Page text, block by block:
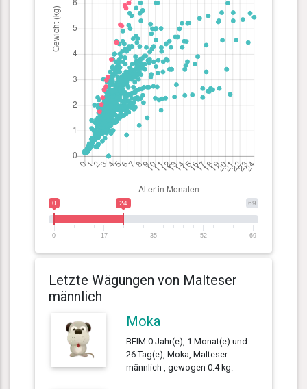
69
0 24
0 17 35 52 69
Letzte Wägungen von Malteser
männlich
Moka
BEIM 0 Jahr(e), 1 Monat(e) und
26 Tag(e), Moka, Malteser
männlich , gewogen 0.4 kg.